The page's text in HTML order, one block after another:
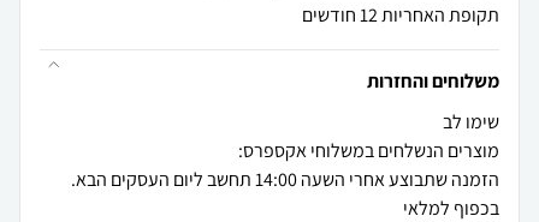
תקופת האחריות 12 חודשים
משלוחים והחזרות
הזמנה שתבוצע אחרי השעה 14:00 תחשב ליום העסקים הבא.
בכפוף למלאי